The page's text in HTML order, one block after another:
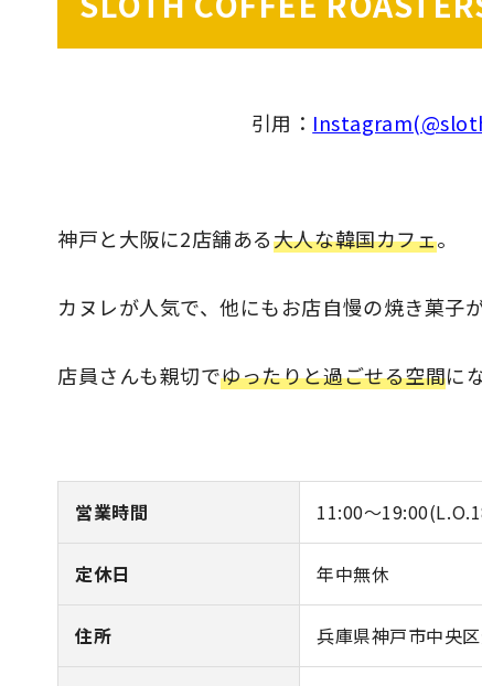
引用：
神戸と大阪に2店舗ある大人な韓国カフェ。
カヌレが人気で、他にもお店自慢の焼き菓
店員さんも親切でゆったりと過ごせる空間に
営業時間 11:00～
定休日 年中無休
住所 兵庫県神戸市中央